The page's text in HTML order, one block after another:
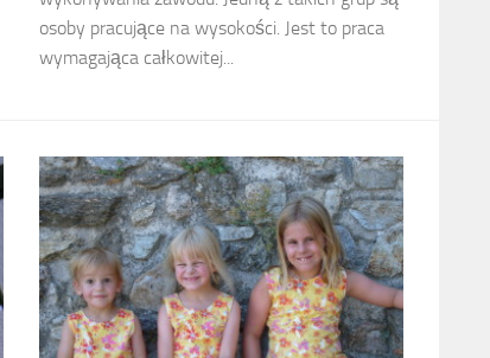
osoby pracujące na wysokości. Jest to praca
wymagająca całkowitej...